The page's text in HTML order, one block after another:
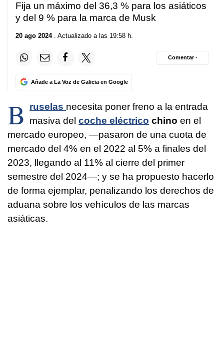
Fija un máximo del 36,3 % para los asiáticos
y del 9 % para la marca de Musk
20 ago 2024. Actualizado a las 19:58 h.
Añade a La Voz de Galicia en Google
Comentar ·
B ruselas necesita poner freno a la entrada
masiva del coche eléctrico chino en el
mercado europeo, —pasaron de una cuota de
mercado del 4% en el 2022 al 5% a finales del
2023, llegando al 11% al cierre del primer
semestre del 2024—; y se ha propuesto hacerlo
de forma ejemplar, penalizando los derechos de
aduana sobre los vehículos de las marcas
asiáticas.